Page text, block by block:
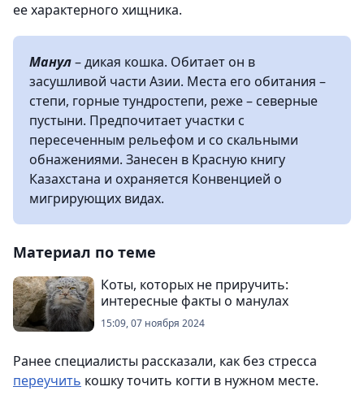
ее характерного хищника.
Манул– дикая кошка. Обитает он в
засушливой части Азии. Места его обитания –
степи, горные тундростепи, реже – северные
пустыни. Предпочитает участки с
пересеченным рельефом и со скальными
обнажениями. Занесен в Красную книгу
Казахстана и охраняется Конвенцией о
мигрирующих видах.
Материал по теме
Коты, которых не приручить:
интересные факты о манулах
15:09, 07 ноября 2024
Ранее специалисты рассказали, как без стресса
переучить кошку точить когти в нужном месте.